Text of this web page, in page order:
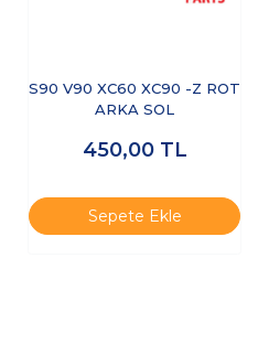
S90 V90 XC60 XC90 -Z ROT
ARKA SOL
450,00 TL
Sepete Ekle